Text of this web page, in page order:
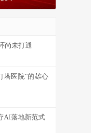
尚未打通
塔医院”的雄心
AI落地新范式